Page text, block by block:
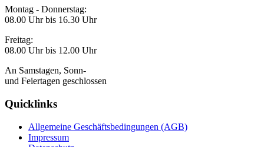
Montag - Donnerstag:
08.00 Uhr bis 16.30 Uhr
Freitag:
08.00 Uhr bis 12.00 Uhr
An Samstagen, Sonn-
und Feiertagen geschlossen
Quicklinks
Allgemeine Geschäftsbedingungen (AGB)
Impressum